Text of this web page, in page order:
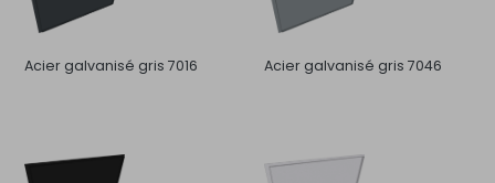
Acier galvanisé gris 7016 Acier galvanisé gris 7046